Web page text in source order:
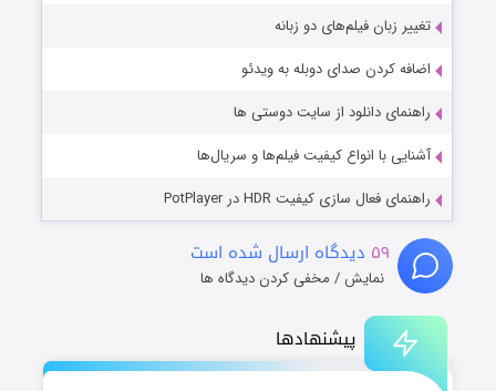
پیشنهادها
تغییر زبان فیلم‌های دو زبانه
اضافه کردن صدای دوبله به ویدئو
راهنمای دانلود از سایت دوستی ها
آشنایی با انواع کیفیت فیلم‌ها و سریال‌ها
راهنمای فعال سازی کیفیت HDR در PotPlayer
۵۹ دیدگاه ارسال شده است
نمایش / مخفی کردن دیدگاه ها